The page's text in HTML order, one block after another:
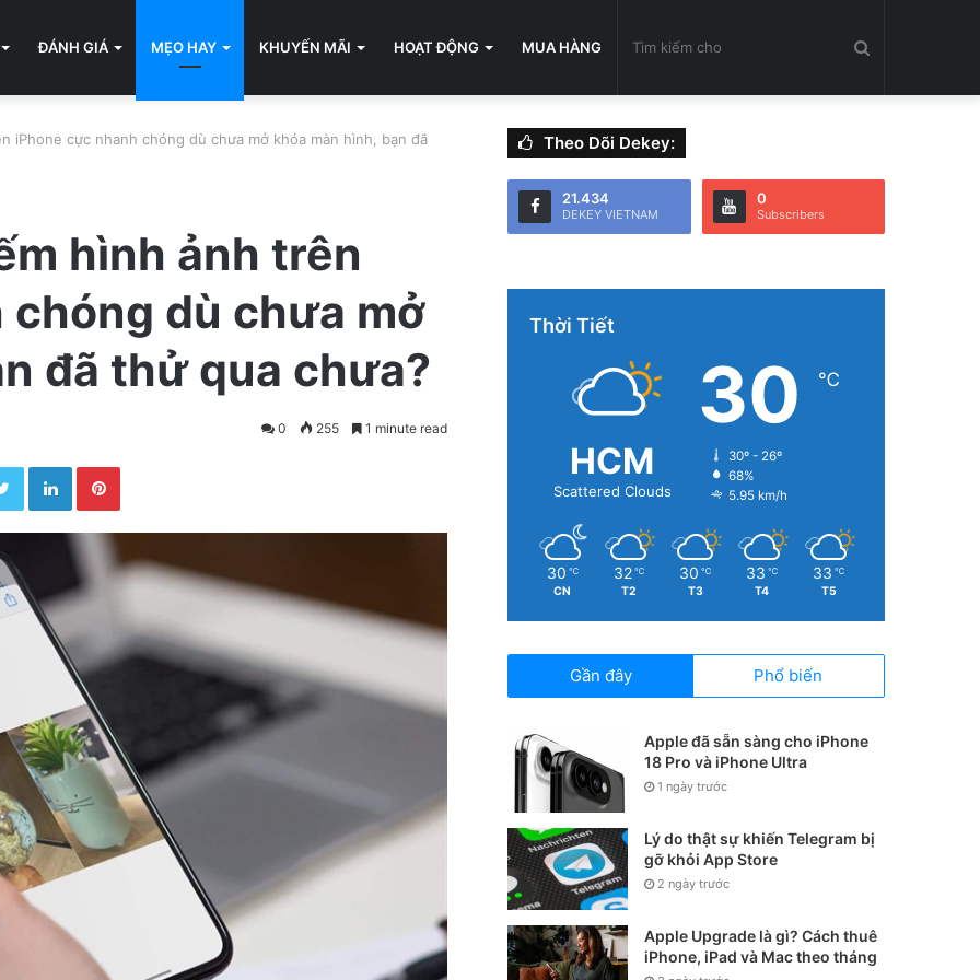
ĐÁNH GIÁ MẸO HAY KHUYẾN MÃI HOẠT ĐỘNG MUA HÀNG
cho
iPhone cực nhanh chóng dù chưa mở khóa màn hình, bạn đã
hình ảnh trên
dù chưa mở
đã thử qua chưa?
0 255 1 minute read
Twitter LinkedIn
Theo Dõi Dekey:
21.434
DEKEY VIETNAM
0
Subscribers
Thời Tiết
HCM
Scattered Clouds
30 ℃
30º - 26º
68%
5.95 km/h
30 ℃
CN
32 ℃
T2
30 ℃
T3
33 ℃
T4
33 ℃
T5
Gần đây Phổ biến
Apple đã sẵn sàng cho iPhone
18 Pro và iPhone Ultra
1 ngày trước
Lý do thật sự khiến Telegram bị
gỡ khỏi App Store
2 ngày trước
Apple Upgrade là gì? Cách thuê
iPhone, iPad và Mac theo tháng